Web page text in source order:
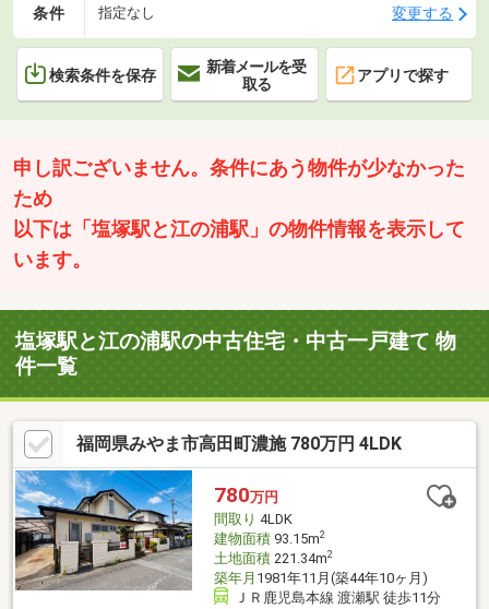
条件 指定なし 変更する
検索条件を保存
新着メールを受
取る
アプリで探す
申し訳ございません。条件にあう物件が少なかった
ため
以下は「塩塚駅と江の浦駅」の物件情報を表示して
います。
塩塚駅と江の浦駅の中古住宅・中古一戸建て 物
件一覧
福岡県みやま市高田町濃施 780万円 4LDK
780万円
間取り 4LDK
建物面積93.15m2
土地面積221.34m2
築年月 1981年11月(築44年10ヶ月)
ＪＲ鹿児島本線 渡瀬駅 徒歩11分